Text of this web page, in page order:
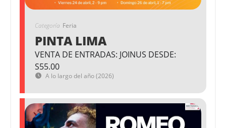
Categoría Feria
PINTA LIMA
VENTA DE ENTRADAS: JOINUS DESDE:
S55.00
A lo largo del año (2026)